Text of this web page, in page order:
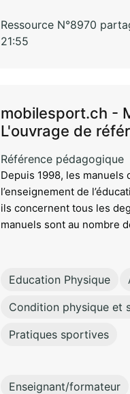
Ressource N°8970
21:55
mobilesport.ch -
L'ouvrage de
Référence pédagogique
Depuis 1998, les manuels
l’enseignement de
ils concernent tous les
manuels sont au nombre
Education Physique
Condition physique et
Pratiques sportives
Enseignant/formateur